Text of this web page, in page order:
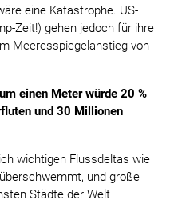
eine Katastrophe. US-
Zeit!) gehen jedoch für ihre
Meeresspiegelanstieg von
einen Meter würde 20 %
und 30 Millionen
wichtigen Flussdeltas wie
und große
Städte der Welt –